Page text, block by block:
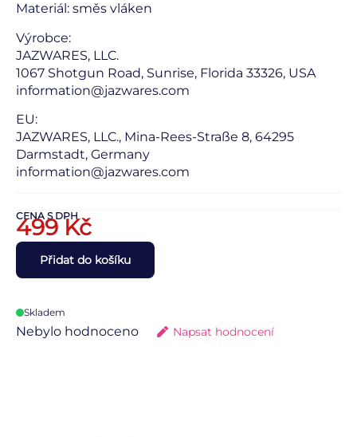
Materiál: směs vláken
Výrobce:
JAZWARES, LLC.
1067 Shotgun Road, Sunrise, Florida 33326, USA
information@jazwares.com
EU:
JAZWARES, LLC., Mina-Rees-Straße 8, 64295
Darmstadt, Germany
information@jazwares.com
CENA S DPH
499Kč
Přidat do košíku
Skladem
Nebylo hodnoceno Napsat hodnocení